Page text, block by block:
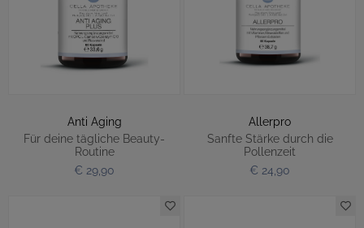
Anti Aging
Für deine tägliche Beauty-
Routine
€ 29,90
Allerpro
Sanfte Stärke durch die
Pollenzeit
€ 24,90